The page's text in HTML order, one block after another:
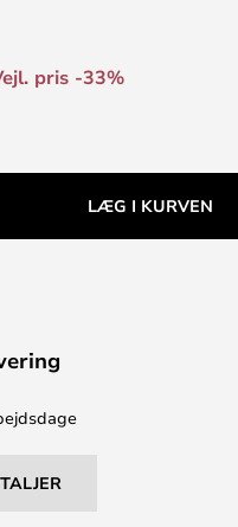
pris -33%
LÆG I KURVEN